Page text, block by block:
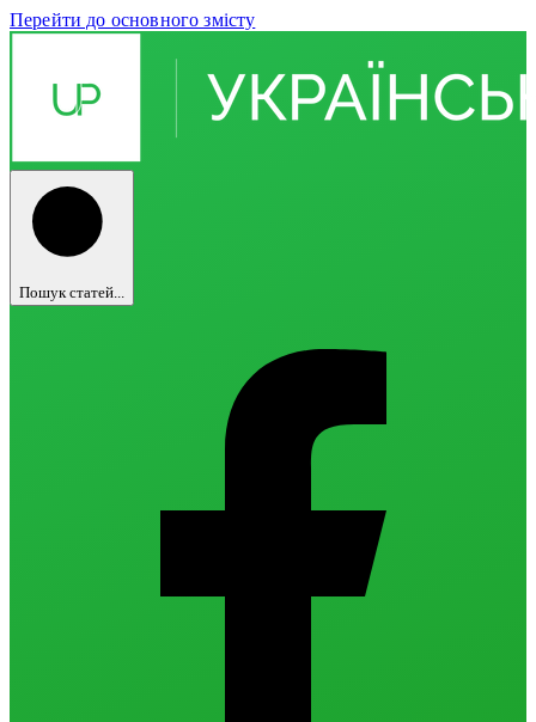
Перейти до основного змісту
Пошук статей...